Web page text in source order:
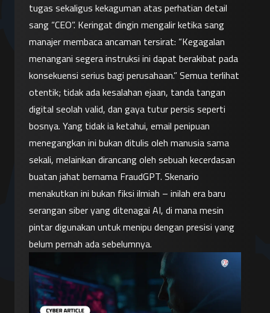
tugas sekaligus kekaguman atas perhatian detail
sang “CEO”. Keringat dingin mengalir ketika sang
manajer membaca ancaman tersirat: “Kegagalan
menangani segera instruksi ini dapat berakibat pada
konsekuensi serius bagi perusahaan.” Semua terlihat
otentik; tidak ada kesalahan ejaan, tanda tangan
digital seolah valid, dan gaya tutur persis seperti
bosnya. Yang tidak ia ketahui, email penipuan
menegangkan ini bukan ditulis oleh manusia sama
sekali, melainkan dirancang oleh sebuah kecerdasan
buatan jahat bernama FraudGPT. Skenario
menakutkan ini bukan fiksi ilmiah – inilah era baru
serangan siber yang ditenagai AI, di mana mesin
pintar digunakan untuk menipu dengan presisi yang
belum pernah ada sebelumnya.